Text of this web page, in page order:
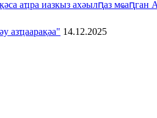
аҵра иазкыз ахәылԥаз мҩаԥган
азҵаарақәа" 14.12.2025